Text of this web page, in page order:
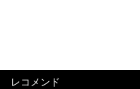
レコメンド